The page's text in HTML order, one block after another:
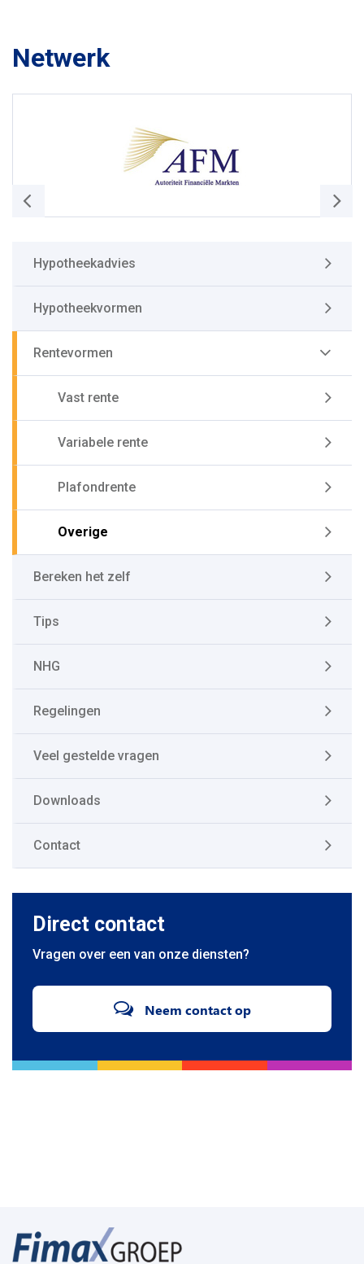
Netwerk
Hypotheekadvies
Hypotheekvormen
Rentevormen
Vast rente
Variabele rente
Plafondrente
Overige
Bereken het zelf
Tips
NHG
Regelingen
Veel gestelde vragen
Downloads
Contact
Direct contact
Vragen over een van onze diensten?
Neem contact op